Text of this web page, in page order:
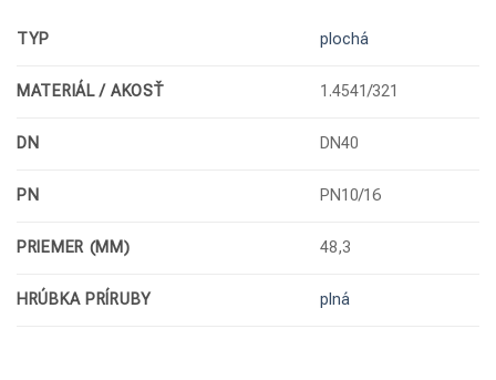
TYP plochá
MATERIÁL / AKOSŤ 1.4541/321
DN DN40
PN PN10/16
PRIEMER (MM) 48,3
HRÚBKA PRÍRUBY plná